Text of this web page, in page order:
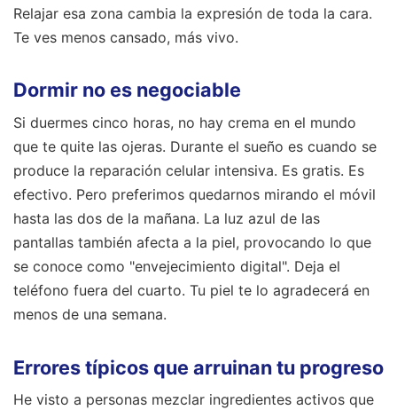
Relajar esa zona cambia la expresión de toda la cara.
Te ves menos cansado, más vivo.
Dormir no es negociable
Si duermes cinco horas, no hay crema en el mundo
que te quite las ojeras. Durante el sueño es cuando se
produce la reparación celular intensiva. Es gratis. Es
efectivo. Pero preferimos quedarnos mirando el móvil
hasta las dos de la mañana. La luz azul de las
pantallas también afecta a la piel, provocando lo que
se conoce como "envejecimiento digital". Deja el
teléfono fuera del cuarto. Tu piel te lo agradecerá en
menos de una semana.
Errores típicos que arruinan tu progreso
He visto a personas mezclar ingredientes activos que